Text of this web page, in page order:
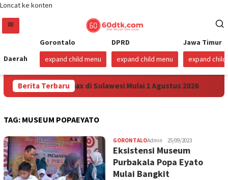
Loncat ke konten
Daerah
Gorontalo
expand child menu
DPRD
expand child menu
Jawa Timur
expand child
Berita Terbaru
Harga Pertamax di Sulawesi Mulai 1 Agustus 2026
TAG: MUSEUM POPAEYATO
GORONTALOAdmin 25/09/2023
Eksistensi Museum
Purbakala Popa Eyato
Mulai Bangkit